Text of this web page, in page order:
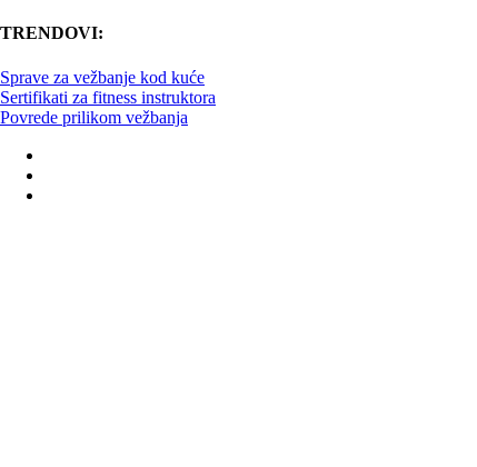
TRENDOVI:
Sprave za vežbanje kod kuće
Sertifikati za fitness instruktora
Povrede prilikom vežbanja